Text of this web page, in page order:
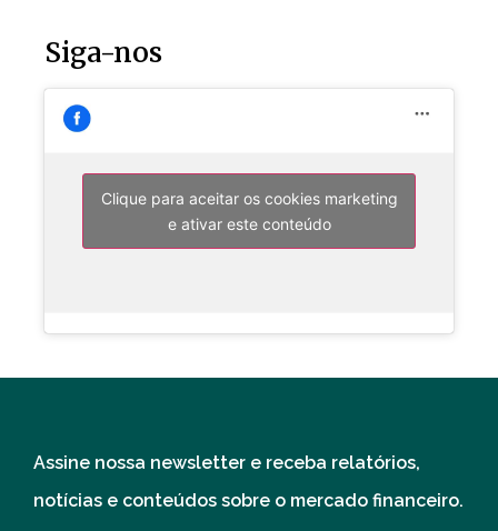
Siga-nos
Clique para aceitar os cookies marketing
e ativar este conteúdo
Assine nossa newsletter e receba relatórios,
notícias e conteúdos sobre o mercado financeiro.